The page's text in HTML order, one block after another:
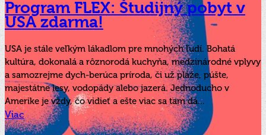
Program FLEX: Študijný pobyt v
USA zdarma!
USA je stále veľkým lákadlom pre mnohých ľudí. Bohatá
kultúra, dokonalá a rôznorodá kuchyňa, medzinárodné vplyvy
a samozrejme dych-berúca príroda, či už pláže, púšte,
majestátne lesy, vodopády alebo jazerá. Jednoducho v
Amerike je vždy, čo vidieť a ešte viac sa tam dá...
Viac